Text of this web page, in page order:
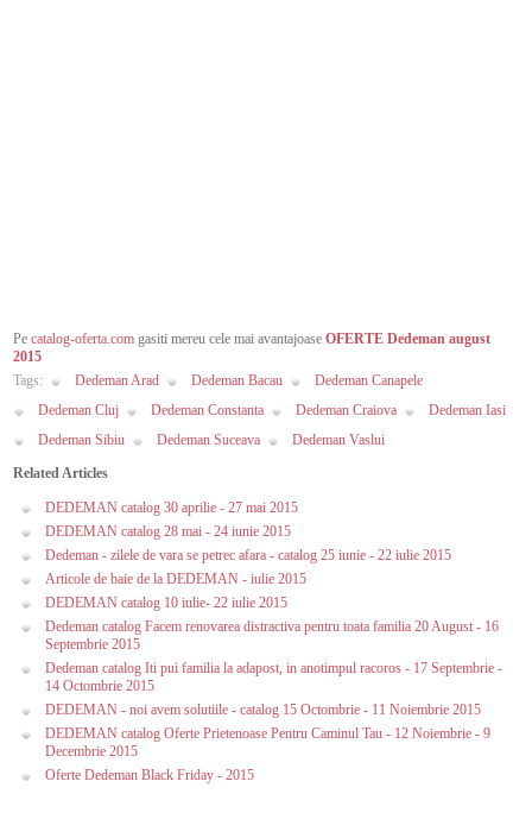
Pecatalog-oferta.com gasiti mereu cele mai avantajoaseOFERTE Dedeman august
2015
Tags:
Dedeman Arad Dedeman Bacau
Dedeman Canapele
Dedeman Cluj
Dedeman Constanta Dedeman Craiova
Dedeman Iasi
Dedeman Sibiu
Dedeman Suceava
Dedeman Vaslui
Related Articles
DEDEMAN catalog 30 aprilie - 27 mai 2015
DEDEMAN catalog 28 mai - 24 iunie 2015
Dedeman - zilele de vara se petrec afara - catalog 25 iunie - 22 iulie 2015
Articole de baie de la DEDEMAN - iulie 2015
DEDEMAN catalog 10 iulie- 22 iulie 2015
Dedeman catalog Facem renovarea distractiva pentru toata familia 20 August - 16
Septembrie 2015
Dedeman catalog Iti pui familia la adapost, in anotimpul racoros - 17 Septembrie -
14 Octombrie 2015
DEDEMAN - noi avem solutiile - catalog 15 Octombrie - 11 Noiembrie 2015
DEDEMAN catalog Oferte Prietenoase Pentru Caminul Tau - 12 Noiembrie - 9
Decembrie 2015
Oferte Dedeman Black Friday - 2015